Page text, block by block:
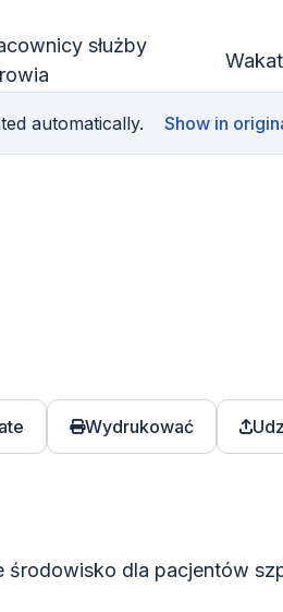
służby
automatically. Show in
Wydrukować
środowisko dla pacjentów